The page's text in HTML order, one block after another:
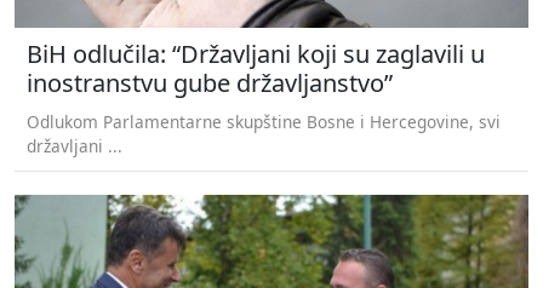
BiH odlučila: “Državljani koji su zaglavili u
inostranstvu gube državljanstvo”
Odlukom Parlamentarne skupštine Bosne i Hercegovine, svi
državljani ...